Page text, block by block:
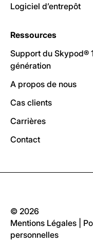
Logiciel d’entrepôt
Ressources
Support du Skypod®
génération
A propos de nous
Cas clients
Carrières
Contact
© 2026
Mentions Légales
personnelles